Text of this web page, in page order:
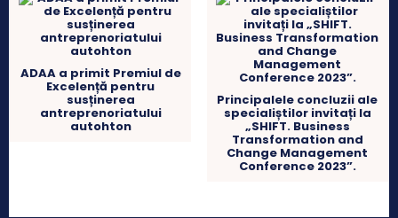
ADAA a primit Premiul de
Excelență pentru
susținerea
antreprenoriatului
autohton
Principalele concluzii ale
specialiștilor invitați la
„SHIFT. Business
Transformation and
Change Management
Conference 2023”.